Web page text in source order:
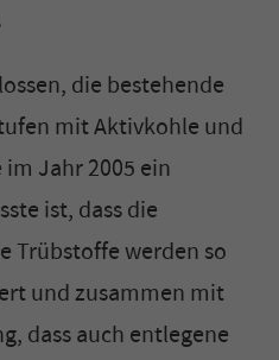
die bestehende
mit Aktivkohle und
Jahr 2005 ein
ist, dass die
Trübstoffe werden so
und zusammen mit
dass auch entlegene